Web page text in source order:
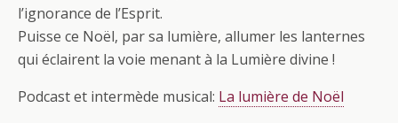
l’ignorance de l’Esprit.
Puisse ce Noël, par sa lumière, allumer les lanternes
qui éclairent la voie menant à la Lumière divine !
Podcast et intermède musical: La lumière de Noël